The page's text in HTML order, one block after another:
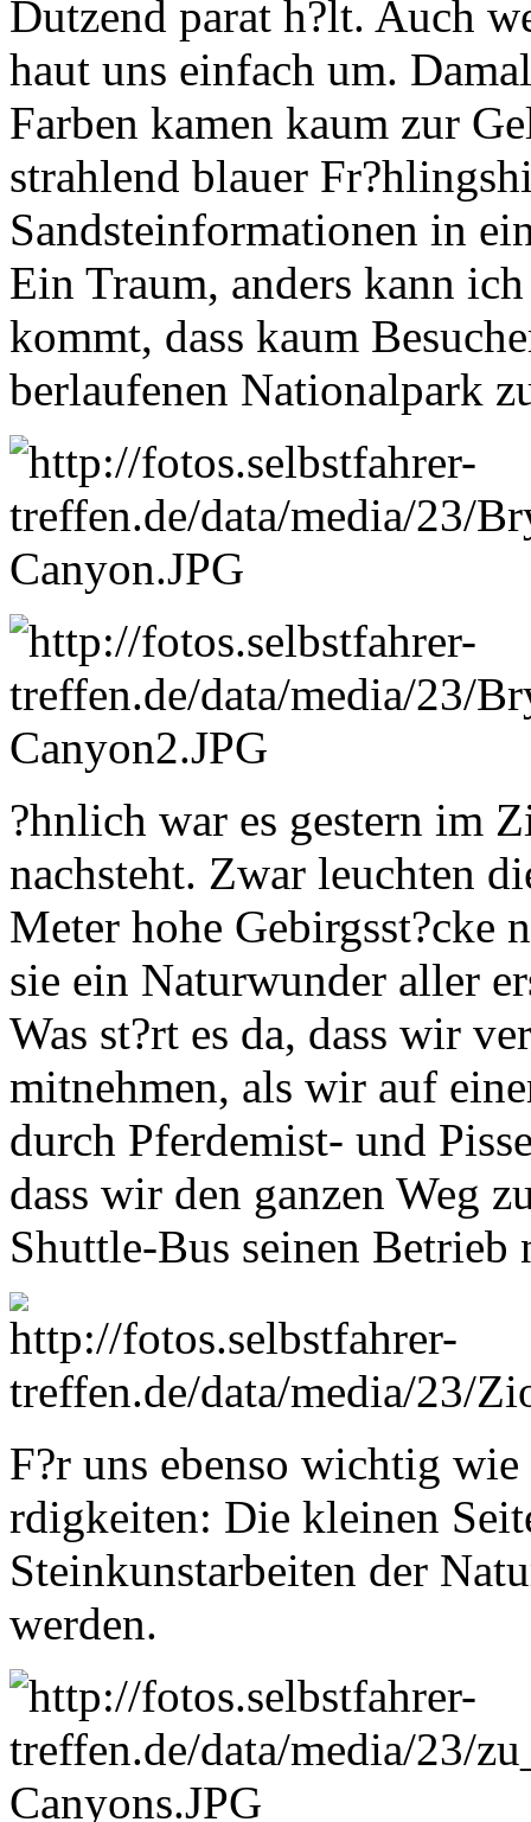
Dutzend parat h?lt. Auch
haut uns einfach um.
Farben kamen kaum zur
strahlend blauer
Sandsteinformationen in
Ein Traum, anders kann
kommt, dass kaum
berlaufenen Nationalpark
?hnlich war es gestern im
nachsteht. Zwar leuchten
Meter hohe Gebirgsst?cke
sie ein Naturwunder aller
Was st?rt es da, dass wir
mitnehmen, als wir auf
durch Pferdemist- und
dass wir den ganzen Weg
Shuttle-Bus seinen Betrieb
F?r uns ebenso wichtig
rdigkeiten: Die kleinen
Steinkunstarbeiten der
werden.